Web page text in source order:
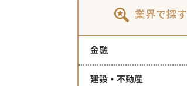
業界で探す
金融
建設・不動産